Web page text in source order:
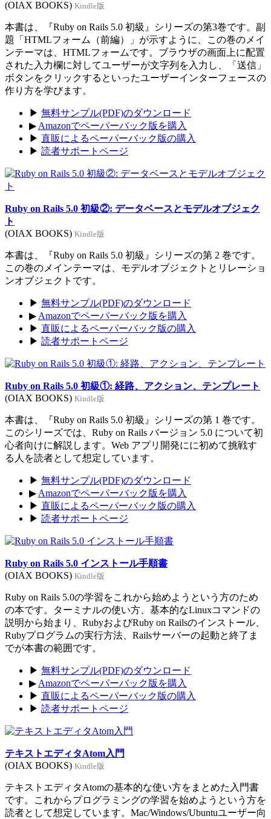
(OIAX BOOKS) Kindle版
本書は、『Ruby on Rails 5.0 初級』シリーズの第3巻です。副
題「HTMLフォーム（前編）」が示すように、この巻のメイ
ンテーマは、HTMLフォームです。ブラウザの画面上に配置
された入力欄に対してユーザーが文字列を入力し、「送信」
ボタンをクリックするといったユーザーインターフェースの
作り方を学びます。
▶ 無料サンプル(PDF)のダウンロード
▶ Amazonでペーパーバック版を購入
▶ 直販によるペーパーバック版の購入
▶ 読者サポートページ
Ruby on Rails 5.0 初級②: データベースとモデルオブジェク
ト
(OIAX BOOKS) Kindle版
本書は、『Ruby on Rails 5.0 初級』シリーズの第 2 巻です。
この巻のメインテーマは、モデルオブジェクトとリレーショ
ンオブジェクトです。
▶ 無料サンプル(PDF)のダウンロード
▶ Amazonでペーパーバック版を購入
▶ 直販によるペーパーバック版の購入
▶ 読者サポートページ
Ruby on Rails 5.0 初級①: 経路、アクション、テンプレート
(OIAX BOOKS) Kindle版
本書は、『Ruby on Rails 5.0 初級』シリーズの第 1 巻です。
このシリーズでは、Ruby on Rails バージョン 5.0 について初
心者向けに解説します。Web アプリ開発にに初めて挑戦す
る人を読者として想定しています。
▶ 無料サンプル(PDF)のダウンロード
▶ Amazonでペーパーバック版を購入
▶ 直販によるペーパーバック版の購入
▶ 読者サポートページ
Ruby on Rails 5.0 インストール手順書
(OIAX BOOKS) Kindle版
Ruby on Rails 5.0の学習をこれから始めようという方のため
の本です。ターミナルの使い方、基本的なLinuxコマンドの
説明から始まり、RubyおよびRuby on Railsのインストール、
Rubyプログラムの実行方法、Railsサーバーの起動と終了ま
でが本書の範囲です。
▶ 無料サンプル(PDF)のダウンロード
▶ Amazonでペーパーバック版を購入
▶ 直販によるペーパーバック版の購入
▶ 読者サポートページ
テキストエディタAtom入門
(OIAX BOOKS) Kindle版
テキストエディタAtomの基本的な使い方をまとめた入門書
です。これからプログラミングの学習を始めようという方を
読者として想定しています。Mac/Windows/Ubuntuユーザー向